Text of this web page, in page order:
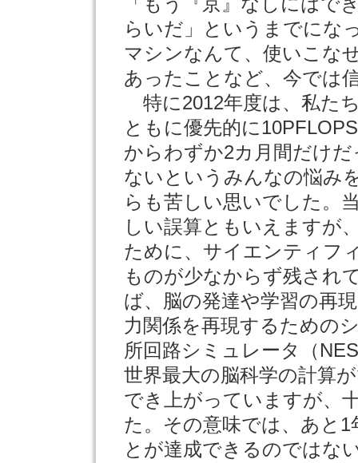
らいだ」というまでにな
マシンなんて、使いこな
あったことなど、今では
特に2012年度は、私た
ともに優先的に
からわずか2カ月間だけ
ないというみんなの悩み
らも苦しい思いでした。
しい誤算ともいえますが
ために、サイエンティフ
ものが少なからず残され
ば、脳の発達や学習の再
力関係を再現するための
所回路シミュレータ（
世界最大の脳科学の計算
でき上がっていますが、
た。その意味では、あと
とが達成できるのではな